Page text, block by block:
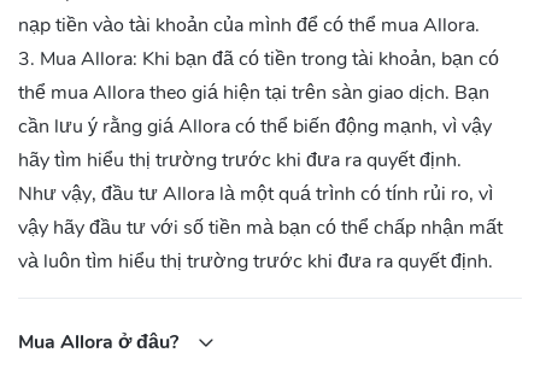
nạp tiền vào tài khoản của mình để có thể mua Allora.
3. Mua Allora: Khi bạn đã có tiền trong tài khoản, bạn có
thể mua Allora theo giá hiện tại trên sàn giao dịch. Bạn
cần lưu ý rằng giá Allora có thể biến động mạnh, vì vậy
hãy tìm hiểu thị trường trước khi đưa ra quyết định.
Như vậy, đầu tư Allora là một quá trình có tính rủi ro, vì
vậy hãy đầu tư với số tiền mà bạn có thể chấp nhận mất
và luôn tìm hiểu thị trường trước khi đưa ra quyết định.
Mua Allora ở đâu?